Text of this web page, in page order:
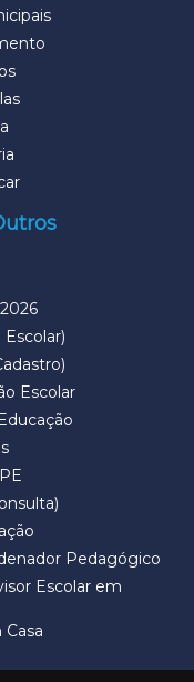
Escolar
Pedagógico
Escolar em